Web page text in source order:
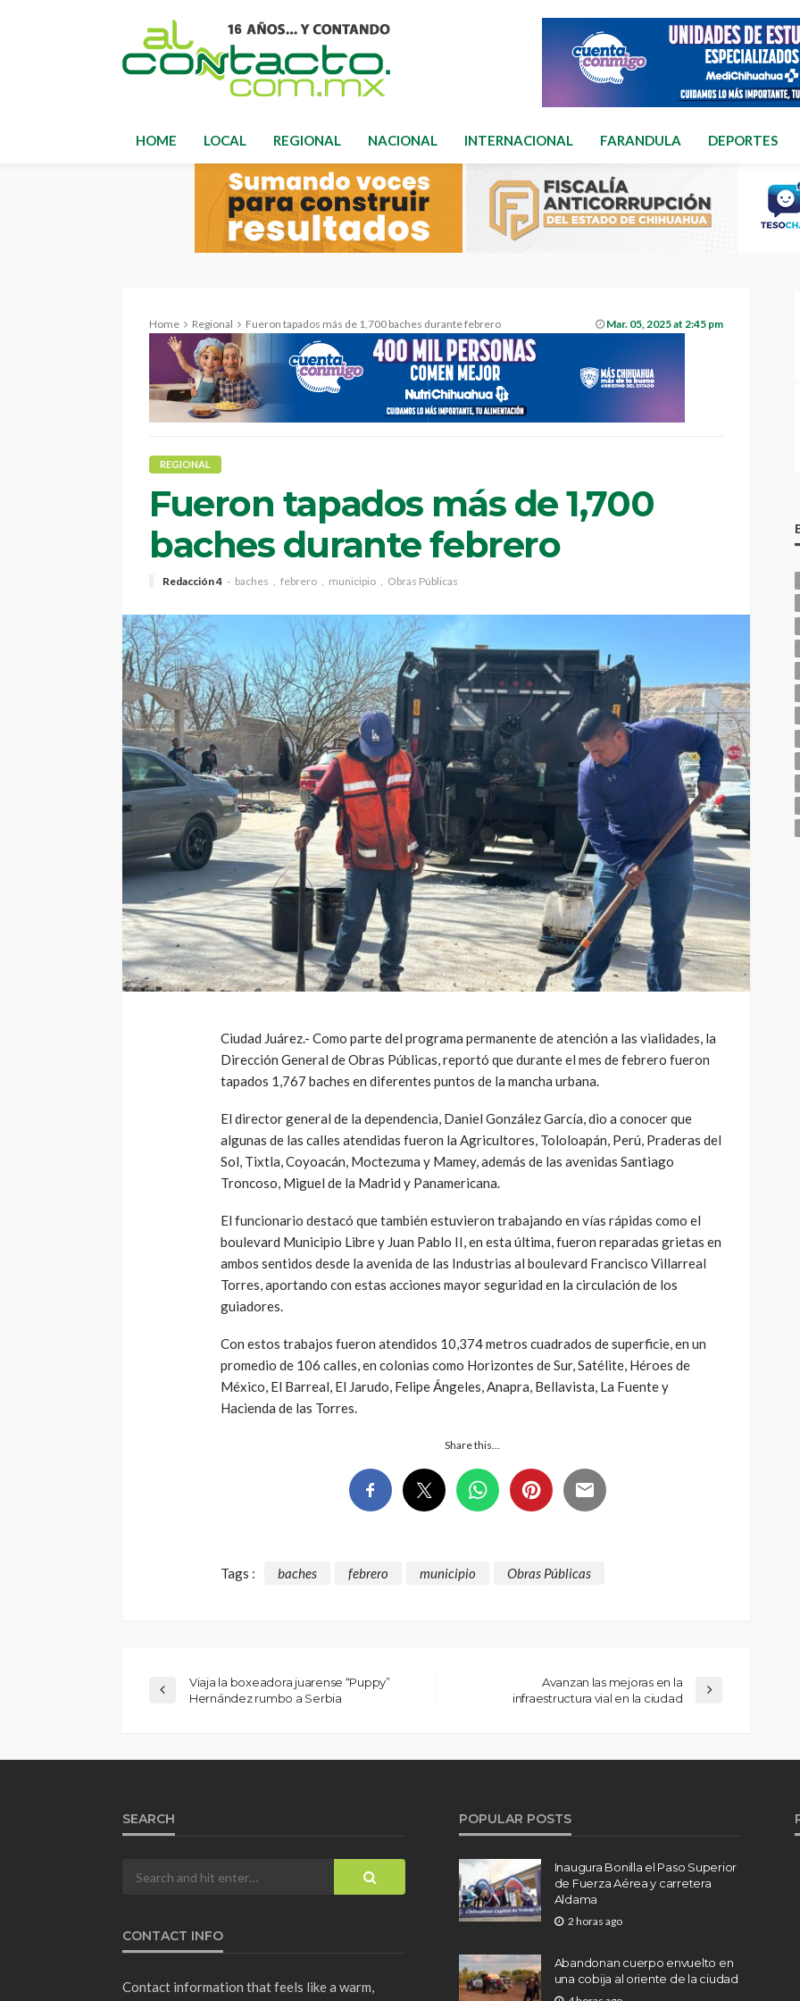
HOME LOCAL REGIONAL NACIONAL INTERNACIONAL FARANDULA DEPORTES
Home Regional Fueron tapados más de 1,700 baches durante febrero Mar. 05, 2025 at 2:45 pm
REGIONAL
Fueron tapados más de 1,700
baches durante febrero
Redacción 4 baches febrero municipio Obras Públicas
Ciudad Juárez.- Como parte del programa permanente de atención a las vialidades, la
Dirección General de Obras Públicas, reportó que durante el mes de febrero fueron
tapados 1,767 baches en diferentes puntos de la mancha urbana.
El director general de la dependencia, Daniel González García, dio a conocer que
algunas de las calles atendidas fueron la Agricultores, Tololoapán, Perú, Praderas del
Sol, Tixtla, Coyoacán, Moctezuma y Mamey, además de las avenidas Santiago
Troncoso, Miguel de la Madrid y Panamericana.
El funcionario destacó que también estuvieron trabajando en vías rápidas como el
boulevard Municipio Libre y Juan Pablo II, en esta última, fueron reparadas grietas en
ambos sentidos desde la avenida de las Industrias al boulevard Francisco Villarreal
Torres, aportando con estas acciones mayor seguridad en la circulación de los
guiadores.
Con estos trabajos fueron atendidos 10,374 metros cuadrados de superficie, en un
promedio de 106 calles, en colonias como Horizontes de Sur, Satélite, Héroes de
México, El Barreal, El Jarudo, Felipe Ángeles, Anapra, Bellavista, La Fuente y
Hacienda de las Torres.
Share this…
Tags : baches febrero municipio Obras Públicas
Viaja la boxeadora juarense “Puppy”
Hernández rumbo a Serbia
Avanzan las mejoras en la
infraestructura vial en la ciudad
SEARCH
CONTACT INFO
Contact information that feels like a warm,
POPULAR POSTS
Inaugura Bonilla el Paso Superior
de Fuerza Aérea y carretera
Aldama
2 horas ago
Abandonan cuerpo envuelto en
una cobija al oriente de la ciudad